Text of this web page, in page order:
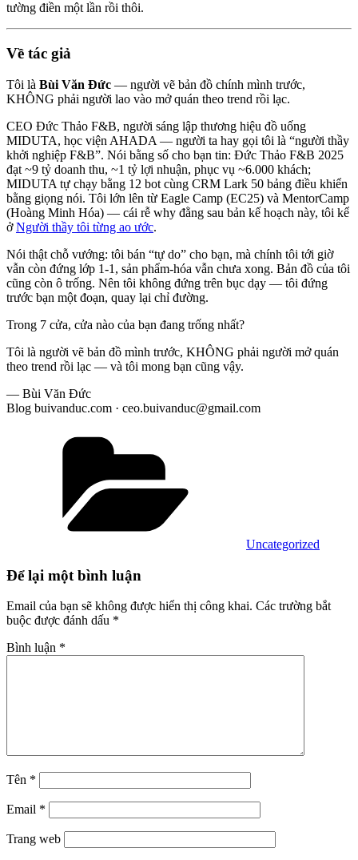
tường điền một lần rồi thôi.
Về tác giả
Tôi là Bùi Văn Đức — người vẽ bản đồ chính mình trước,
KHÔNG phải người lao vào mở quán theo trend rồi lạc.
CEO Đức Thảo F&B, người sáng lập thương hiệu đồ uống
MIDUTA, học viện AHADA — người ta hay gọi tôi là “người thầy
khởi nghiệp F&B”. Nói bằng số cho bạn tin: Đức Thảo F&B 2025
đạt ~9 tỷ doanh thu, ~1 tỷ lợi nhuận, phục vụ ~6.000 khách;
MIDUTA tự chạy bằng 12 bot cùng CRM Lark 50 bảng điều khiển
bằng giọng nói. Tôi lớn lên từ Eagle Camp (EC25) và MentorCamp
(Hoàng Minh Hóa) — cái rễ why đằng sau bản kế hoạch này, tôi kể
ởNgười thầy tôi từng ao ước.
Nói thật chỗ vướng: tôi bán “tự do” cho bạn, mà chính tôi tới giờ
vẫn còn đứng lớp 1-1, sản phẩm-hóa vẫn chưa xong. Bản đồ của tôi
cũng còn ô trống. Nên tôi không đứng trên bục dạy — tôi đứng
trước bạn một đoạn, quay lại chỉ đường.
Trong 7 cửa, cửa nào của bạn đang trống nhất?
Tôi là người vẽ bản đồ mình trước, KHÔNG phải người mở quán
theo trend rồi lạc — và tôi mong bạn cũng vậy.
— Bùi Văn Đức
Blog buivanduc.com · ceo.buivanduc@gmail.com
Uncategorized
Để lại một bình luận
Email của bạn sẽ không được hiển thị công khai. Các trường bắt
buộc được đánh dấu *
Bình luận *
Tên *
Email *
Trang web